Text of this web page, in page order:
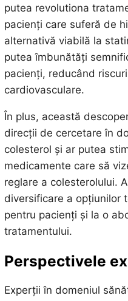
putea revolutiona
pacienți care suferă de
alternativă viabilă la
putea îmbunătăți
pacienți, reducând
cardiovasculare.
În plus, această
direcții de cercetare în
colesterol și ar putea
medicamente care să
reglare a colesterolului.
diversificare a opțiunilor
pentru pacienți și la o
tratamentului.
Perspectivele
Experții în domeniul